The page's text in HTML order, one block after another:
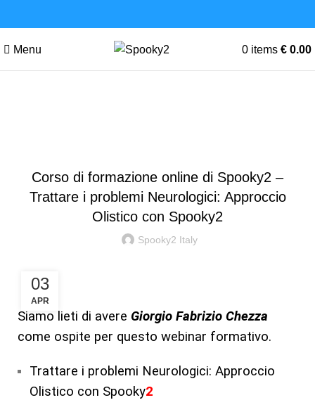
Menu 0 items € 0.00
Corso di formazione online di Spooky2 –
Trattare i problemi Neurologici: Approccio
Olistico con Spooky2
Spooky2 Italy
03
APR
Siamo lieti di avere Giorgio Fabrizio Chezza
come ospite per questo webinar formativo.
Trattare i problemi Neurologici: Approccio
Olistico con Spooky2